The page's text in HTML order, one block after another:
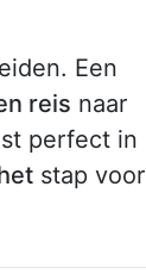
Een
reis naar
perfect in
stap voor